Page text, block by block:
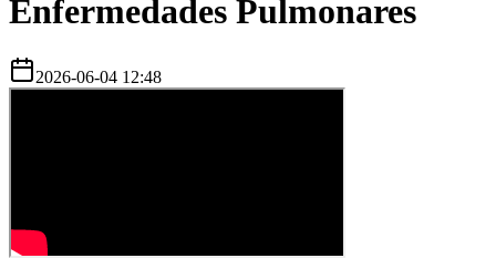
Enfermedades Pulmonares
2026-06-04 12:48